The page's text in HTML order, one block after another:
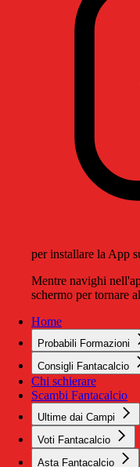
per installare la App
Mentre navighi
schermo per tornare
Home
Probabili Formazioni
Consigli Fantacalcio
Chi schierare
Scambi Fantacalcio
Ultime dai Campi
Voti Fantacalcio
Asta Fantacalcio